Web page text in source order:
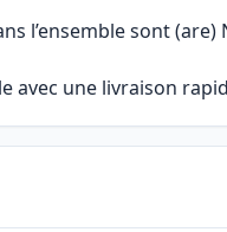
l’ensemble sont (are)
avec une livraison